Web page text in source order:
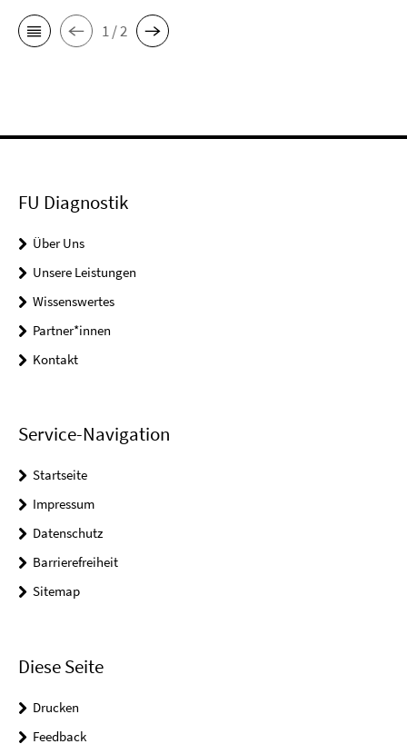
1 / 2
FU Diagnostik
Über Uns
Unsere Leistungen
Wissenswertes
Partner*innen
Kontakt
Service-Navigation
Startseite
Impressum
Datenschutz
Barrierefreiheit
Sitemap
Diese Seite
Drucken
Feedback